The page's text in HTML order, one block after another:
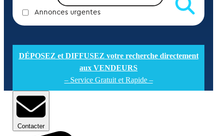
Annonces urgentes
DÉPOSEZ et DIFFUSEZ votre recherche directement
aux VENDEURS
– Service Gratuit et Rapide –
Contacter